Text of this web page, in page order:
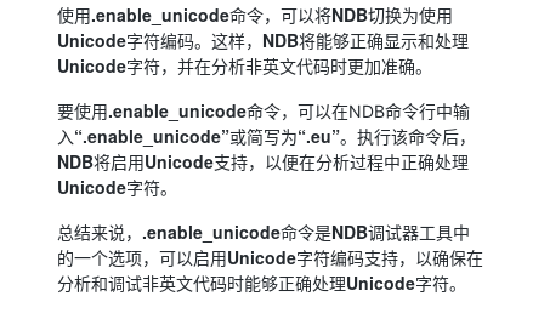
使用.enable_unicode命令，可以将NDB切换为使用
Unicode字符编码。这样， NDB将能够正确显示和处理
Unicode字符，并在分析非英文代码时更加准确。
要使用.enable_unicode命令，可以在NDB命令行中输
入“.enable_unicode”或简写为“.eu”。执行该命令后，
NDB将启用Unicode支持，以便在分析过程中正确处理
Unicode字符。
总结来说，.enable_unicode命令是NDB调试器工具中
的一个选项，可以启用Unicode字符编码支持，以确保在
分析和调试非英文代码时能够正确处理Unicode字符。